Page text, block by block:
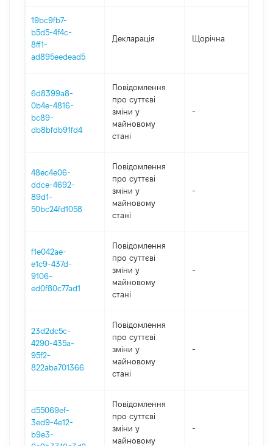
19bc9fb7-
b5d5-4f4c-
8ff1-
ad895eedead5
Декларація Щорічна
6d8399a8-
0b4e-4816-
bc89-
db8bfdb91fd4
Повідомлення
про суттєві
зміни y
майновому
стані
-
48ec4e06-
ddce-4692-
89d1-
50bc24fd1058
Повідомлення
про суттєві
зміни y
майновому
стані
-
f1e042ae-
e1c9-437d-
9106-
ed0f80c77ad1
Повідомлення
про суттєві
зміни y
майновому
стані
-
23d2dc5c-
4290-435a-
95f2-
822aba701366
Повідомлення
про суттєві
зміни y
майновому
стані
-
d55069ef-
3ed9-4e12-
b9e3-
Повідомлення
про суттєві
зміни y
майновому
-